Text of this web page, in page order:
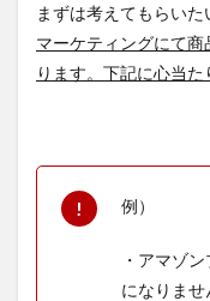
まずは考えてもらいた
マーケティングにて
ります。下記に心当
例）
・アマゾ
になりませ